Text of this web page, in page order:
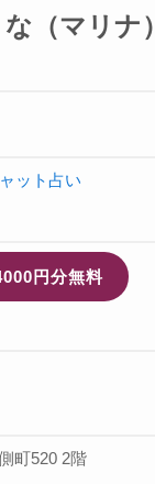
（マリナ）
ット占い
円分無料
町520 2階